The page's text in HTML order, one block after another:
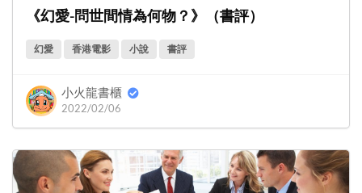
《幻愛-問世間情為何物？》（書評）
幻愛 香港電影 小說 書評
小火龍書櫃
2022/02/06